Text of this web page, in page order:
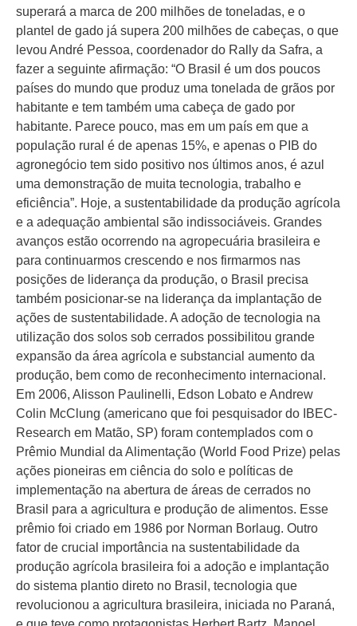
superará a marca de 200 milhões de toneladas, e o
plantel de gado já supera 200 milhões de cabeças, o que
levou André Pessoa, coordenador do Rally da Safra, a
fazer a seguinte afirmação: “O Brasil é um dos poucos
países do mundo que produz uma tonelada de grãos por
habitante e tem também uma cabeça de gado por
habitante. Parece pouco, mas em um país em que a
população rural é de apenas 15%, e apenas o PIB do
agronegócio tem sido positivo nos últimos anos, é azul
uma demonstração de muita tecnologia, trabalho e
eficiência”. Hoje, a sustentabilidade da produção agrícola
e a adequação ambiental são indissociáveis. Grandes
avanços estão ocorrendo na agropecuária brasileira e
para continuarmos crescendo e nos firmarmos nas
posições de liderança da produção, o Brasil precisa
também posicionar-se na liderança da implantação de
ações de sustentabilidade. A adoção de tecnologia na
utilização dos solos sob cerrados possibilitou grande
expansão da área agrícola e substancial aumento da
produção, bem como de reconhecimento internacional.
Em 2006, Alisson Paulinelli, Edson Lobato e Andrew
Colin McClung (americano que foi pesquisador do IBEC-
Research em Matão, SP) foram contemplados com o
Prêmio Mundial da Alimentação (World Food Prize) pelas
ações pioneiras em ciência do solo e políticas de
implementação na abertura de áreas de cerrados no
Brasil para a agricultura e produção de alimentos. Esse
prêmio foi criado em 1986 por Norman Borlaug. Outro
fator de crucial importância na sustentabilidade da
produção agrícola brasileira foi a adoção e implantação
do sistema plantio direto no Brasil, tecnologia que
revolucionou a agricultura brasileira, iniciada no Paraná,